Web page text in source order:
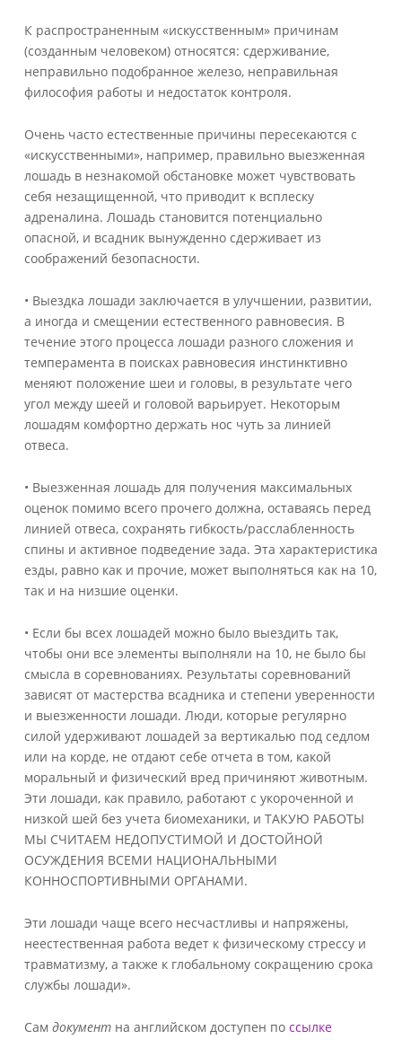
К распространенным «искусственным» причинам
(созданным человеком) относятся: сдерживание,
неправильно подобранное железо, неправильная
философия работы и недостаток контроля.
Очень часто естественные причины пересекаются с
«искусственными», например, правильно выезженная
лошадь в незнакомой обстановке может чувствовать
себя незащищенной, что приводит к всплеску
адреналина. Лошадь становится потенциально
опасной, и всадник вынужденно сдерживает из
соображений безопасности.
• Выездка лошади заключается в улучшении, развитии,
а иногда и смещении естественного равновесия. В
течение этого процесса лошади разного сложения и
темперамента в поисках равновесия инстинктивно
меняют положение шеи и головы, в результате чего
угол между шеей и головой варьирует. Некоторым
лошадям комфортно держать нос чуть за линией
отвеса.
• Выезженная лошадь для получения максимальных
оценок помимо всего прочего должна, оставаясь перед
линией отвеса, сохранять гибкость/расслабленность
спины и активное подведение зада. Эта характеристика
езды, равно как и прочие, может выполняться как на 10,
так и на низшие оценки.
• Если бы всех лошадей можно было выездить так,
чтобы они все элементы выполняли на 10, не было бы
смысла в соревнованиях. Результаты соревнований
зависят от мастерства всадника и степени уверенности
и выезженности лошади. Люди, которые регулярно
силой удерживают лошадей за вертикалью под седлом
или на корде, не отдают себе отчета в том, какой
моральный и физический вред причиняют животным.
Эти лошади, как правило, работают с укороченной и
низкой шей без учета биомеханики, и ТАКУЮ РАБОТЫ
МЫ СЧИТАЕМ НЕДОПУСТИМОЙ И ДОСТОЙНОЙ
ОСУЖДЕНИЯ ВСЕМИ НАЦИОНАЛЬНЫМИ
КОННОСПОРТИВНЫМИ ОРГАНАМИ.
Эти лошади чаще всего несчастливы и напряжены,
неестественная работа ведет к физическому стрессу и
травматизму, а также к глобальному сокращению срока
службы лошади».
Сам документна английском доступен по ссылке